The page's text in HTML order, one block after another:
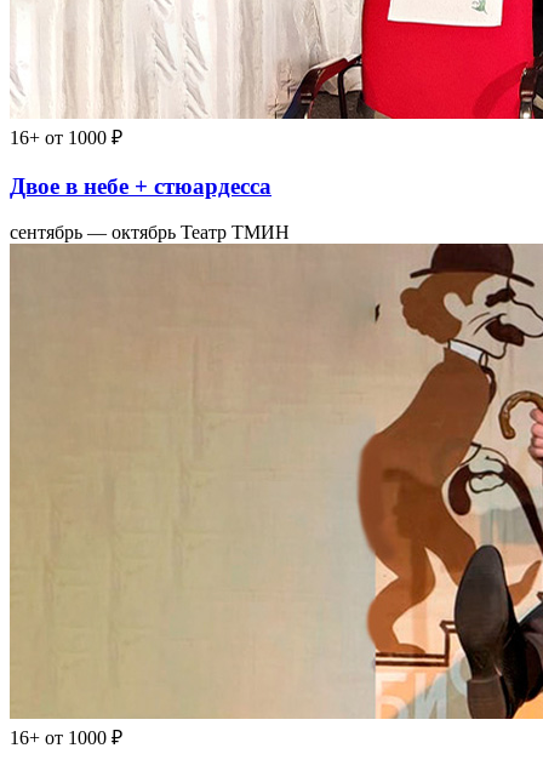
16+ от 1000 ₽
Двое в небе + стюардесса
сентябрь — октябрь Театр ТМИН
16+ от 1000 ₽